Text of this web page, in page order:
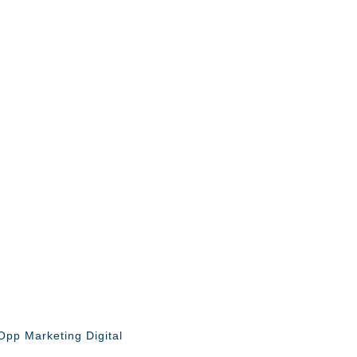
Marketing Digital